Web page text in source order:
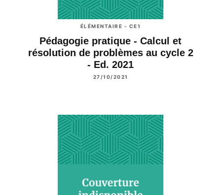
ÉLÉMENTAIRE - CE1
Pédagogie pratique - Calcul et
résolution de problèmes au cycle 2
- Ed. 2021
27/10/2021